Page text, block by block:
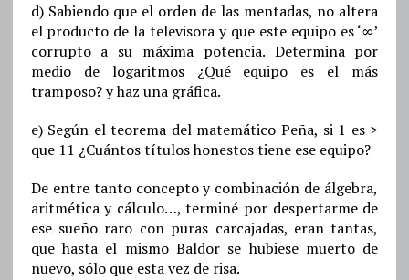
d) Sabiendo que el orden de las mentadas, no altera
el producto de la televisora y que este equipo es ‘∞’
corrupto a su máxima potencia. Determina por
medio de logaritmos ¿Qué equipo es el más
tramposo? y haz una gráfica.
e) Según el teorema del matemático Peña, si 1 es >
que 11 ¿Cuántos títulos honestos tiene ese equipo?
De entre tanto concepto y combinación de álgebra,
aritmética y cálculo…, terminé por despertarme de
ese sueño raro con puras carcajadas, eran tantas,
que hasta el mismo Baldor se hubiese muerto de
nuevo, sólo que esta vez de risa.